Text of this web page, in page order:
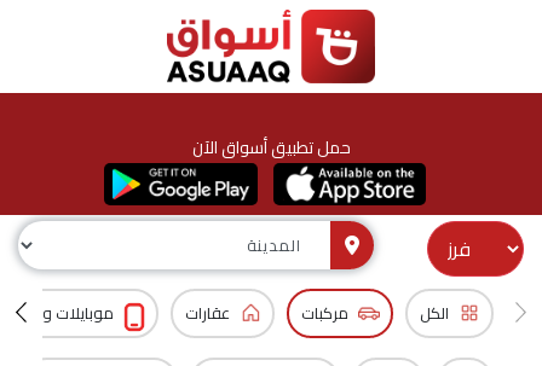
حمل تطبيق أسواق الآن
الكل مركبات عقارات موبايلات و